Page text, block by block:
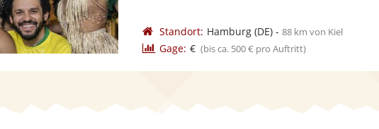
Standort: Hamburg(DE)- 88 km von Kiel
Gage: € (bis ca. 500 € pro Auftritt)